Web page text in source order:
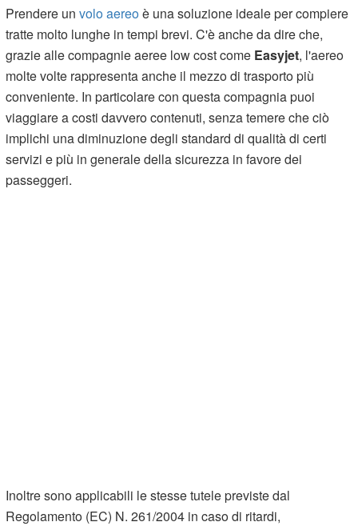
Prendere unvolo aereoè una soluzione ideale per compiere
tratte molto lunghe in tempi brevi. C'è anche da dire che,
grazie alle compagnie aeree low cost come Easyjet, l'aereo
molte volte rappresenta anche il mezzo di trasporto più
conveniente. In particolare con questa compagnia puoi
viaggiare a costi davvero contenuti, senza temere che ciò
implichi una diminuzione degli standard di qualità di certi
servizi e più in generale della sicurezza in favore dei
passeggeri.
Inoltre sono applicabili le stesse tutele previste dal
Regolamento (EC) N. 261/2004 in caso di ritardi,